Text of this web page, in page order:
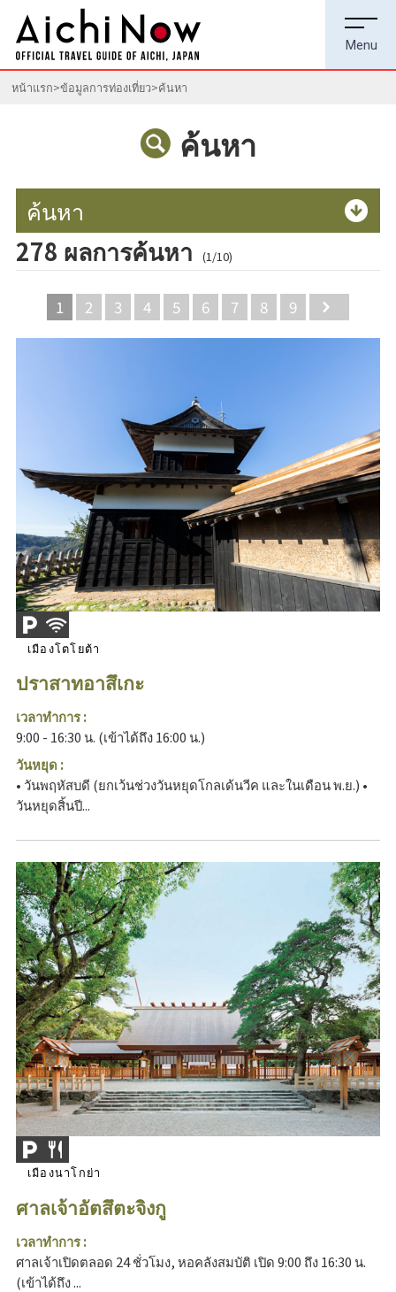
หน้าแรก ข้อมูลการท่องเที่ยว ค้นหา
ค้นหา
ค้นหา
278 ผลการค้นหา (1/10)
1 2 3 4 5 6 7 8 9
เมืองโตโยต้า
ปราสาทอาสึเกะ
เวลาทำการ :
9:00 - 16:30 น. (เข้าได้ถึง 16:00 น.)
วันหยุด :
• วันพฤหัสบดี (ยกเว้นช่วงวันหยุดโกลเด้นวีค และในเดือน พ.ย.) •
วันหยุดสิ้นปี...
เมืองนาโกย่า
ศาลเจ้าอัตสึตะจิงกู
เวลาทำการ :
ศาลเจ้าเปิดตลอด 24 ชั่วโมง, หอคลังสมบัติ เปิด 9:00 ถึง 16:30 น.
(เข้าได้ถึง ...